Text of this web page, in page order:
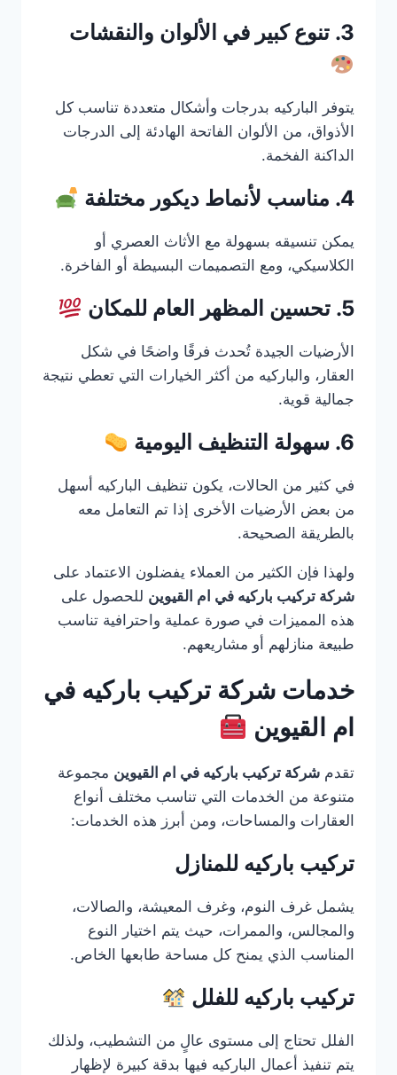
3. تنوع كبير في الألوان والنقشات
يتوفر الباركيه بدرجات وأشكال متعددة تناسب كل
الأذواق، من الألوان الفاتحة الهادئة إلى الدرجات
الداكنة الفخمة.
4. مناسب لأنماط ديكور مختلفة
يمكن تنسيقه بسهولة مع الأثاث العصري أو
الكلاسيكي، ومع التصميمات البسيطة أو الفاخرة.
5. تحسين المظهر العام للمكان
الأرضيات الجيدة تُحدث فرقًا واضحًا في شكل
العقار، والباركيه من أكثر الخيارات التي تعطي نتيجة
جمالية قوية.
6. سهولة التنظيف اليومية
في كثير من الحالات، يكون تنظيف الباركيه أسهل
من بعض الأرضيات الأخرى إذا تم التعامل معه
بالطريقة الصحيحة.
ولهذا فإن الكثير من العملاء يفضلون الاعتماد على
شركة تركيب باركيه في ام القيوين للحصول على
هذه المميزات في صورة عملية واحترافية تناسب
طبيعة منازلهم أو مشاريعهم.
خدمات شركة تركيب باركيه في
ام القيوين
تقدم شركة تركيب باركيه في ام القيوين مجموعة
متنوعة من الخدمات التي تناسب مختلف أنواع
العقارات والمساحات، ومن أبرز هذه الخدمات:
تركيب باركيه للمنازل
يشمل غرف النوم، وغرف المعيشة، والصالات،
والمجالس، والممرات، حيث يتم اختيار النوع
المناسب الذي يمنح كل مساحة طابعها الخاص.
تركيب باركيه للفلل
الفلل تحتاج إلى مستوى عالٍ من التشطيب، ولذلك
يتم تنفيذ أعمال الباركيه فيها بدقة كبيرة لإظهار